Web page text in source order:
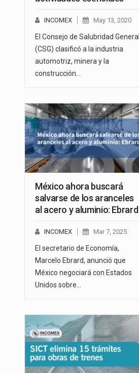
INCOMEX May 13, 2020
El Consejo de Salubridad General
(CSG) clasificó a la industria
automotriz, minera y la
construcción…
México ahora buscará
salvarse de los aranceles
al acero y aluminio: Ebrard
INCOMEX Mar 7, 2025
El secretario de Economía,
Marcelo Ebrard, anunció que
México negociará con Estados
Unidos sobre…